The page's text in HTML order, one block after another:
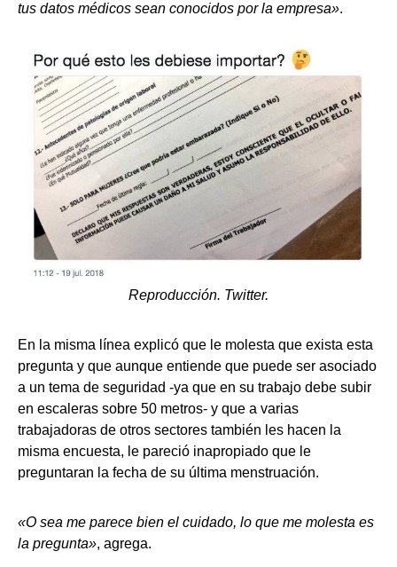
tus datos médicos sean conocidos por la empresa».
Reproducción. Twitter.
En la misma línea explicó que le molesta que exista esta
pregunta y que aunque entiende que puede ser asociado
a un tema de seguridad -ya que en su trabajo debe subir
en escaleras sobre 50 metros- y que a varias
trabajadoras de otros sectores también les hacen la
misma encuesta, le pareció inapropiado que le
preguntaran la fecha de su última menstruación.
«O sea me parece bien el cuidado, lo que me molesta es
la pregunta», agrega.